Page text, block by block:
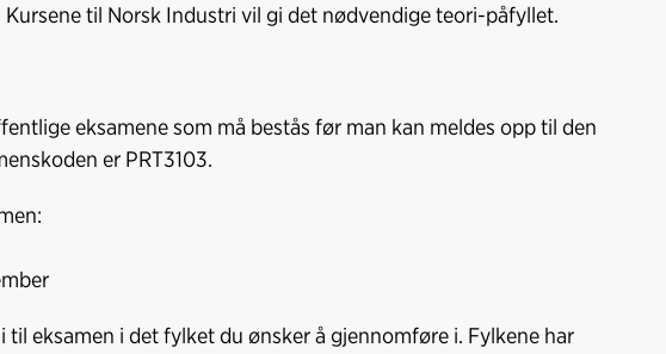
til Norsk Industri vil gi det nødvendige teori-påfyllet.
eksamene som må bestås før man kan meldes opp til den
er PRT3103.
til eksamen i det fylket du ønsker å gjennomføre i. Fylkene har